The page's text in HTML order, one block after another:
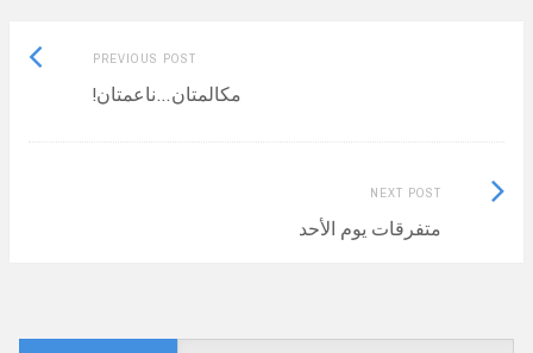
PREVIOUS POST
Previous
post:مكالمتان…ناعمتان!
NEXT POST
متفرقات يوم الأحد
Next
Post: